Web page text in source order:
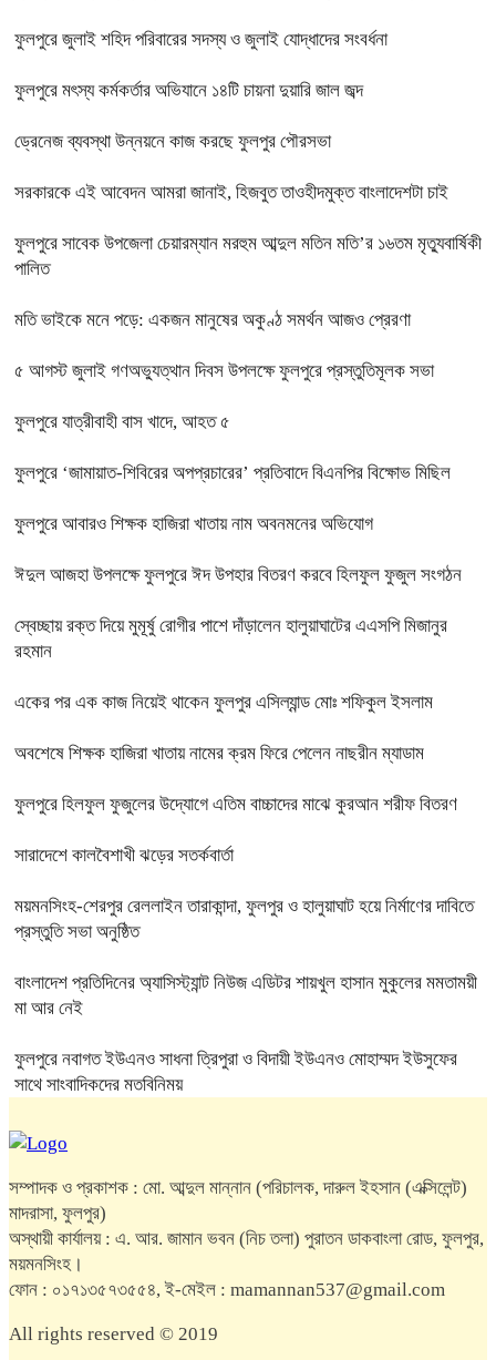
ফুলপুরে জুলাই শহিদ পরিবারের সদস্য ও জুলাই যোদ্ধাদের সংবর্ধনা
ফুলপুরে মৎস্য কর্মকর্তার অভিযানে ১৪টি চায়না দুয়ারি জাল জব্দ
ড্রেনেজ ব্যবস্থা উন্নয়নে কাজ করছে ফুলপুর পৌরসভা
সরকারকে এই আবেদন আমরা জানাই, হিজবুত তাওহীদমুক্ত বাংলাদেশটা চাই
ফুলপুরে সাবেক উপজেলা চেয়ারম্যান মরহুম আব্দুল মতিন মতি’র ১৬তম মৃত্যুবার্ষিকী
পালিত
মতি ভাইকে মনে পড়ে: একজন মানুষের অকুণ্ঠ সমর্থন আজও প্রেরণা
৫ আগস্ট জুলাই গণঅভ্যুত্থান দিবস উপলক্ষে ফুলপুরে প্রস্তুতিমূলক সভা
ফুলপুরে যাত্রীবাহী বাস খাদে, আহত ৫
ফুলপুরে ‘জামায়াত-শিবিরের অপপ্রচারের’ প্রতিবাদে বিএনপির বিক্ষোভ মিছিল
ফুলপুরে আবারও শিক্ষক হাজিরা খাতায় নাম অবনমনের অভিযোগ
ঈদুল আজহা উপলক্ষে ফুলপুরে ঈদ উপহার বিতরণ করবে হিলফুল ফুজুল সংগঠন
স্বেচ্ছায় রক্ত দিয়ে মুমূর্ষু রোগীর পাশে দাঁড়ালেন হালুয়াঘাটের এএসপি মিজানুর
রহমান
একের পর এক কাজ নিয়েই থাকেন ফুলপুর এসিল্যান্ড মোঃ শফিকুল ইসলাম
অবশেষে শিক্ষক হাজিরা খাতায় নামের ক্রম ফিরে পেলেন নাছরীন ম্যাডাম
ফুলপুরে হিলফুল ফুজুলের উদ্যোগে এতিম বাচ্চাদের মাঝে কুরআন শরীফ বিতরণ
সারাদেশে কালবৈশাখী ঝড়ের সতর্কবার্তা
ময়মনসিংহ-শেরপুর রেললাইন তারাকান্দা, ফুলপুর ও হালুয়াঘাট হয়ে নির্মাণের দাবিতে
প্রস্তুতি সভা অনুষ্ঠিত
বাংলাদেশ প্রতিদিনের অ্যাসিস্ট্যান্ট নিউজ এডিটর শায়খুল হাসান মুকুলের মমতাময়ী
মা আর নেই
ফুলপুরে নবাগত ইউএনও সাধনা ত্রিপুরা ও বিদায়ী ইউএনও মোহাম্মদ ইউসুফের
সাথে সাংবাদিকদের মতবিনিময়
সম্পাদক ও প্রকাশক : মো. আব্দুল মান্নান (পরিচালক, দারুল ইহসান (এক্সিলেন্ট)
মাদরাসা, ফুলপুর)
অস্থায়ী কার্যালয় : এ. আর. জামান ভবন (নিচ তলা) পুরাতন ডাকবাংলা রোড, ফুলপুর,
ময়মনসিংহ।
ফোন : ০১৭১৩৫৭৩৫৫৪, ই-মেইল : mamannan537@gmail.com
All rights reserved © 2019